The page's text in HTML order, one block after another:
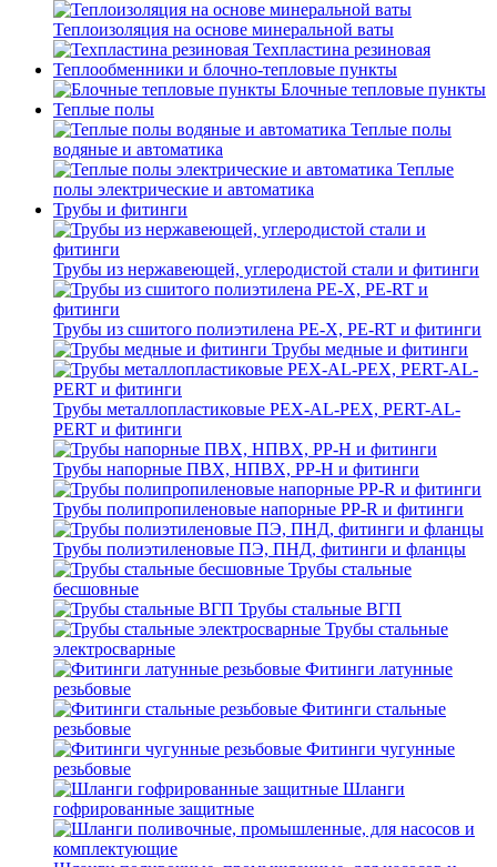
Теплоизоляция на основе минеральной ваты
Техпластина резиновая
Теплообменники и блочно-тепловые пункты
Блочные тепловые пункты
Теплые полы
Теплые полы
водяные и автоматика
Теплые
полы электрические и автоматика
Трубы и фитинги
Трубы из нержавеющей, углеродистой стали и фитинги
Трубы из сшитого полиэтилена PE-X, PE-RT и фитинги
Трубы медные и фитинги
Трубы металлопластиковые PEX-AL-PEX, PERT-AL-
PERT и фитинги
Трубы напорные ПВХ, НПВХ, PP-H и фитинги
Трубы полипропиленовые напорные PP-R и фитинги
Трубы полиэтиленовые ПЭ, ПНД, фитинги и фланцы
Трубы стальные
бесшовные
Трубы стальные ВГП
Трубы стальные
электросварные
Фитинги латунные
резьбовые
Фитинги стальные
резьбовые
Фитинги чугунные
резьбовые
Шланги
гофрированные защитные